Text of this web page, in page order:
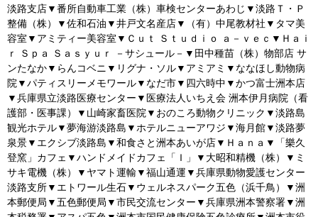
淡路支店▼番所自動車工業（株）車検センターあわじ▼淡路Ｔ・Ｐ
整備（株）▼佐和石油▼井戸文名産店▼（有）中尾教材社▼タマ美
容室▼アミティー美容室▼Ｃｕｔ Ｓｔｕｄｉｏ ａ－ｖｅｃ▼Ｈａｉ
ｒ Ｓｐａ Ｓａｓｙｕｒ －サシュール－▼田中種苗（株）物部店 サ
ンたなか▼らんコベニ▼リグナ・ソル▼アミアミ▼ななほし動物病
院▼パティスリーメモワール▼なだ市▼四六時中▼かつ富士洲本店
▼兵庫県立淡路医療センター▼医療法人いちえ会 洲本伊月病院（看
護部・医事課）▼山崎家畜医院▼おのころ動物クリニック▼淡路島
観光ホテル▼夢海游淡路島▼ホテルニューアワジ▼海月館▼淡路夢
泉景▼エクシブ淡路島▼和食さと洲本あいが店▼Ｈａｎａ▼「樂久
登窯」カフェ▼ハンドメイドカフェ「Ｉ」▼大昭和精機（株）▼ミ
サキ電機（株）▼ヤマト運輸▼福山通運▼兵庫県動物愛護センター
淡路支所▼エトワール生石▼ウェルネスパーク五色（浜千鳥）▼洲
本郵便局▼五色郵便局▼市民交流センター▼兵庫県洲本警察署▼洲